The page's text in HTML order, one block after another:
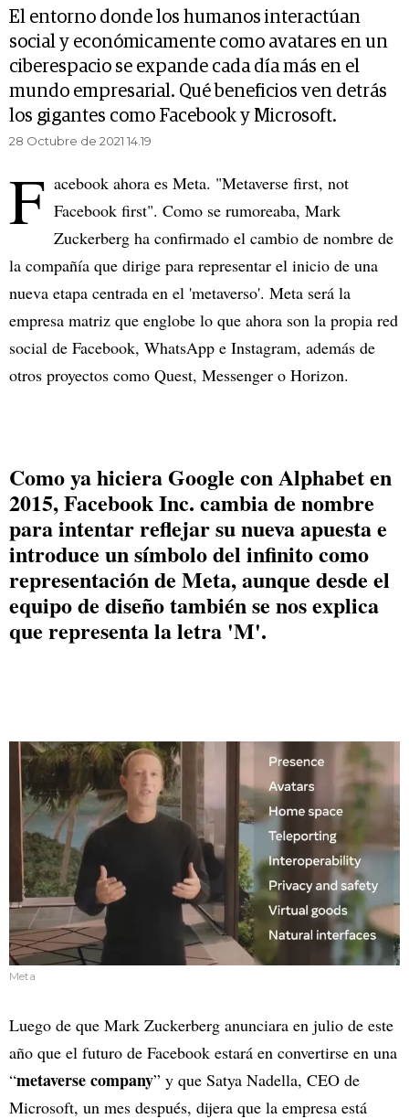
El entorno donde los humanos interactúan
social y económicamente como avatares en un
ciberespacio se expande cada día más en el
mundo empresarial. Qué beneficios ven detrás
los gigantes como Facebook y Microsoft.
28 Octubre de 2021 14.19
F acebook ahora es Meta. "Metaverse first, not
Facebook first". Como se rumoreaba, Mark
Zuckerberg ha confirmado el cambio de nombre de
la compañía que dirige para representar el inicio de una
nueva etapa centrada en el 'metaverso'. Meta será la
empresa matriz que englobe lo que ahora son la propia red
social de Facebook, WhatsApp e Instagram, además de
otros proyectos como Quest, Messenger o Horizon.
Como ya hiciera Google con Alphabet en
2015, Facebook Inc. cambia de nombre
para intentar reflejar su nueva apuesta e
introduce un símbolo del infinito como
representación de Meta, aunque desde el
equipo de diseño también se nos explica
que representa la letra 'M'.
Meta
Luego de que Mark Zuckerberg anunciara en julio de este
año que el futuro de Facebook estará en convertirse en una
“metaverse company” y que Satya Nadella, CEO de
Microsoft, un mes después, dijera que la empresa está